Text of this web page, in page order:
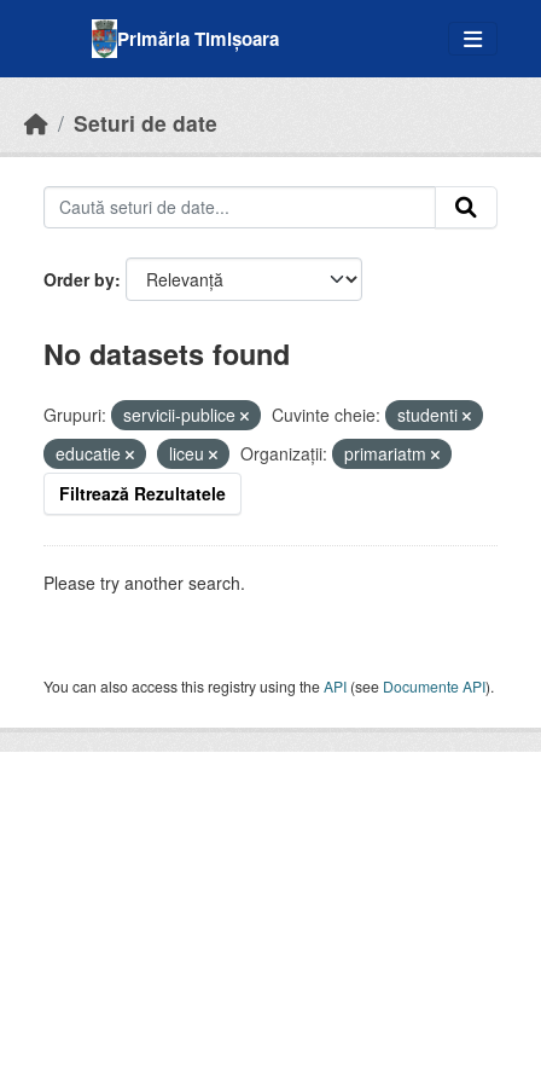
Primăria Timișoara
Seturi de date
Order by
No datasets found
Grupuri: servicii-publice Cuvinte cheie:
studenti
educatie
liceu Organizații:
primariatm
Filtrează Rezultatele
Please try another search.
You can also access this registry using theAPI (see Documente API).